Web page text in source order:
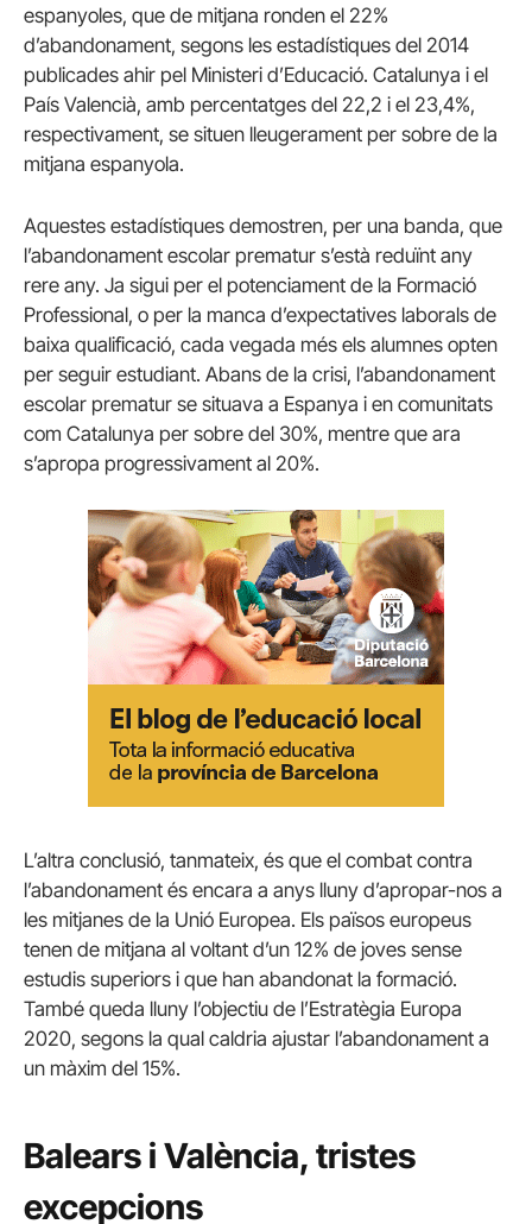
espanyoles, que de mitjana ronden el 22%
d’abandonament, segons les estadístiques del 2014
publicades ahir pel Ministeri d’Educació. Catalunya i el
País Valencià, amb percentatges del 22,2 i el 23,4%,
respectivament, se situen lleugerament per sobre de la
mitjana espanyola.
Aquestes estadístiques demostren, per una banda, que
l’abandonament escolar prematur s’està reduïnt any
rere any. Ja sigui per el potenciament de la Formació
Professional, o per la manca d’expectatives laborals de
baixa qualificació, cada vegada més els alumnes opten
per seguir estudiant. Abans de la crisi, l’abandonament
escolar prematur se situava a Espanya i en comunitats
com Catalunya per sobre del 30%, mentre que ara
s’apropa progressivament al 20%.
L’altra conclusió, tanmateix, és que el combat contra
l’abandonament és encara a anys lluny d’apropar-nos a
les mitjanes de la Unió Europea. Els països europeus
tenen de mitjana al voltant d’un 12% de joves sense
estudis superiors i que han abandonat la formació.
També queda lluny l’objectiu de l’Estratègia Europa
2020, segons la qual caldria ajustar l’abandonament a
un màxim del 15%.
Balears i València, tristes
excepcions